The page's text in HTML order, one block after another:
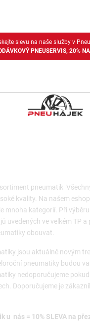
slevu na naše služby v
PNEUSERVIS, 20%
pneumatik
kvality. Na našem
mnoha kategorií. Při
uvedených ve velkém TP
obouvat.
jsou aktuálně novým
pneumatiky budou
nedoporučujeme
Doporučujeme je
u nás = 10% SLEVA na